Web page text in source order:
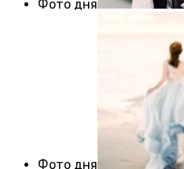
Фото дня
Фото дня